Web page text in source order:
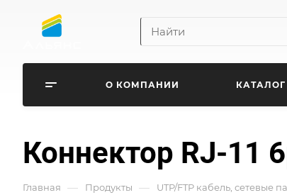
О КОМПАНИИ КАТАЛОГ
Коннектор RJ-11
Главная — Продукты — UTP/FTP кабель, сетевые